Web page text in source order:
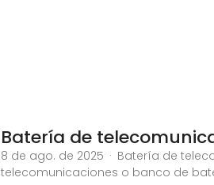
Batería de
8 de ago. de 2025 · Batería de
telecomunicaciones o banco de